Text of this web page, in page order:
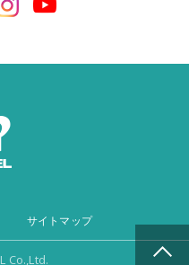
サイトマップ
Co.,Ltd.